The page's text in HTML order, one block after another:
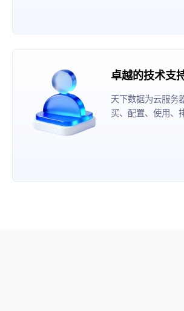
卓越的技术支
天下数据为云服务
买、配置、使用、